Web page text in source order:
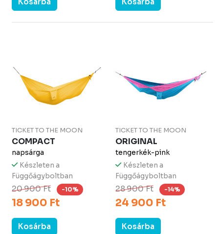
TICKET TO THE MOON
COMPACT
napsárga
Készleten a
Függőágyboltban
20 900 Ft -10%
18 900 Ft
Kosárba
TICKET TO THE MOON
ORIGINAL
tengerkék-pink
Készleten a
Függőágyboltban
28 900 Ft -14%
24 900 Ft
Kosárba